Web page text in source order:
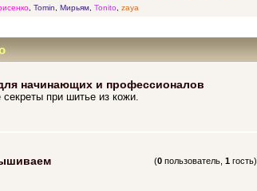
, Tomin Мирьям, Tonito zaya
начинающих и профессионалов
при шитье из кожи.
(0 пользователь,1 гость)